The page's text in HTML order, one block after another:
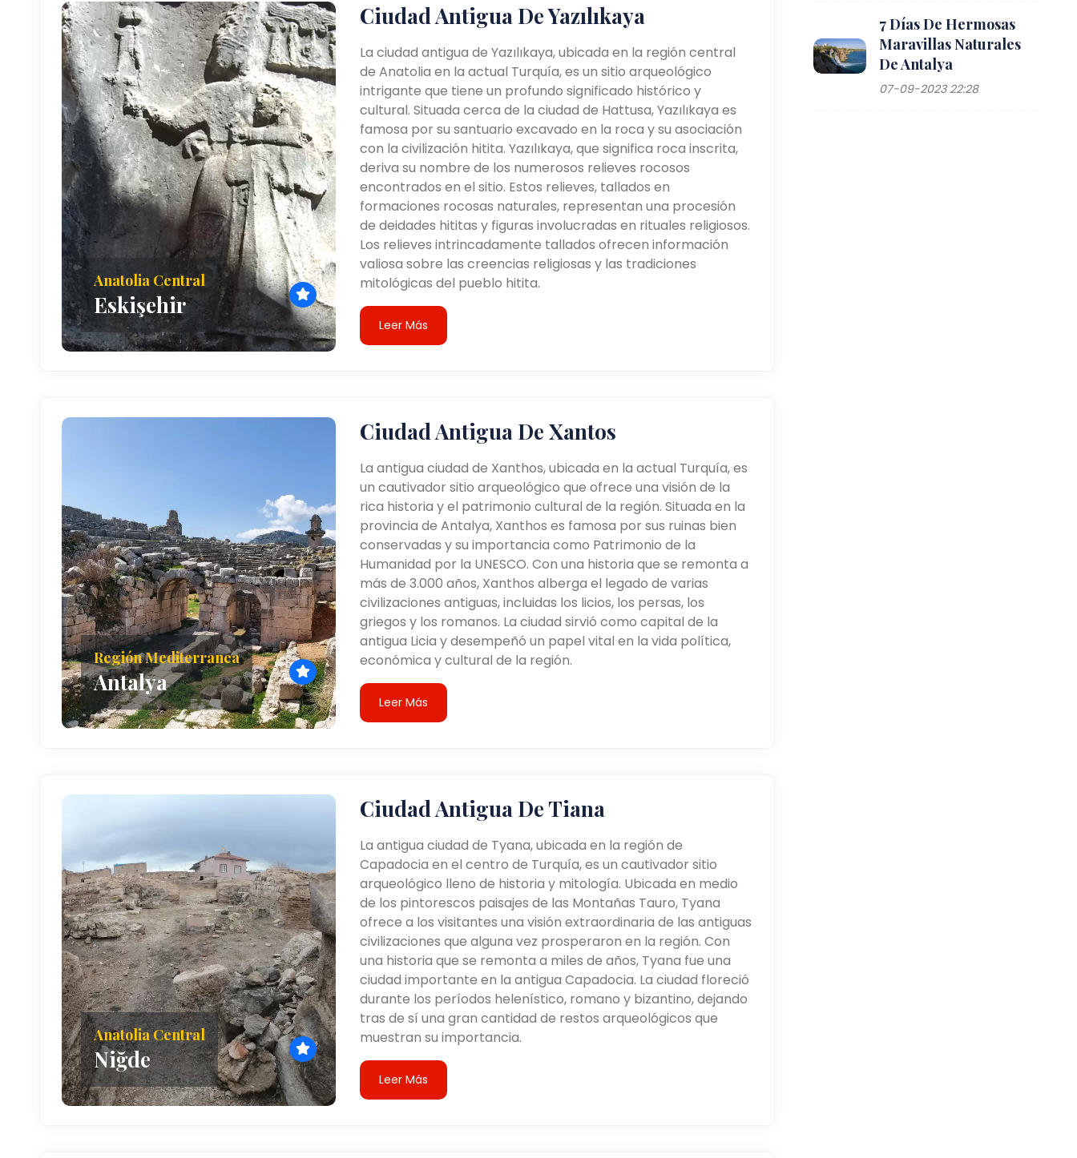
Anatolia Central
Eskişehir
Ciudad Antigua De Yazılıkaya
La ciudad antigua de Yazılıkaya, ubicada en la región central
de Anatolia en la actual Turquía, es un sitio arqueológico
intrigante que tiene un profundo significado histórico y
cultural. Situada cerca de la ciudad de Hattusa, Yazılıkaya es
famosa por su santuario excavado en la roca y su asociación
con la civilización hitita. Yazılıkaya, que significa roca inscrita,
deriva su nombre de los numerosos relieves rocosos
encontrados en el sitio. Estos relieves, tallados en
formaciones rocosas naturales, representan una procesión
de deidades hititas y figuras involucradas en rituales religiosos.
Los relieves intrincadamente tallados ofrecen información
valiosa sobre las creencias religiosas y las tradiciones
mitológicas del pueblo hitita.
Leer Más
Región Mediterranea
Antalya
Ciudad Antigua De Xantos
La antigua ciudad de Xanthos, ubicada en la actual Turquía, es
un cautivador sitio arqueológico que ofrece una visión de la
rica historia y el patrimonio cultural de la región. Situada en la
provincia de Antalya, Xanthos es famosa por sus ruinas bien
conservadas y su importancia como Patrimonio de la
Humanidad por la UNESCO. Con una historia que se remonta a
más de 3.000 años, Xanthos alberga el legado de varias
civilizaciones antiguas, incluidas los licios, los persas, los
griegos y los romanos. La ciudad sirvió como capital de la
antigua Licia y desempeñó un papel vital en la vida política,
económica y cultural de la región.
Leer Más
Anatolia Central
Niğde
Ciudad Antigua De Tiana
La antigua ciudad de Tyana, ubicada en la región de
Capadocia en el centro de Turquía, es un cautivador sitio
arqueológico lleno de historia y mitología. Ubicada en medio
de los pintorescos paisajes de las Montañas Tauro, Tyana
ofrece a los visitantes una visión extraordinaria de las antiguas
civilizaciones que alguna vez prosperaron en la región. Con
una historia que se remonta a miles de años, Tyana fue una
ciudad importante en la antigua Capadocia. La ciudad floreció
durante los períodos helenístico, romano y bizantino, dejando
tras de sí una gran cantidad de restos arqueológicos que
muestran su importancia.
Leer Más
7 Días De Hermosas
Maravillas Naturales
De Antalya
07-09-2023 22:28